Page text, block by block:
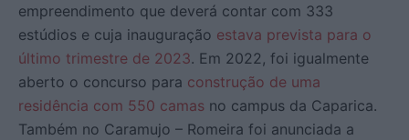
empreendimento que deverá contar com 333
estúdios e cuja inauguração estava prevista para o
último trimestre de 2023. Em 2022, foi igualmente
aberto o concurso para construção de uma
residência com 550 camas no campus da Caparica.
Também no Caramujo – Romeira foi anunciada a